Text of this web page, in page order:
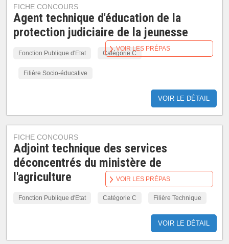
FICHE CONCOURS
Agent technique d'éducation de la
protection judiciaire de la jeunesse
Fonction Publique d'Etat Catégorie C
Filière Socio-éducative
VOIR LE DÉTAIL
VOIR LES PRÉPAS
FICHE CONCOURS
Adjoint technique des services
déconcentrés du ministère de
l'agriculture
Fonction Publique d'Etat Catégorie C Filière Technique
VOIR LE DÉTAIL
VOIR LES PRÉPAS